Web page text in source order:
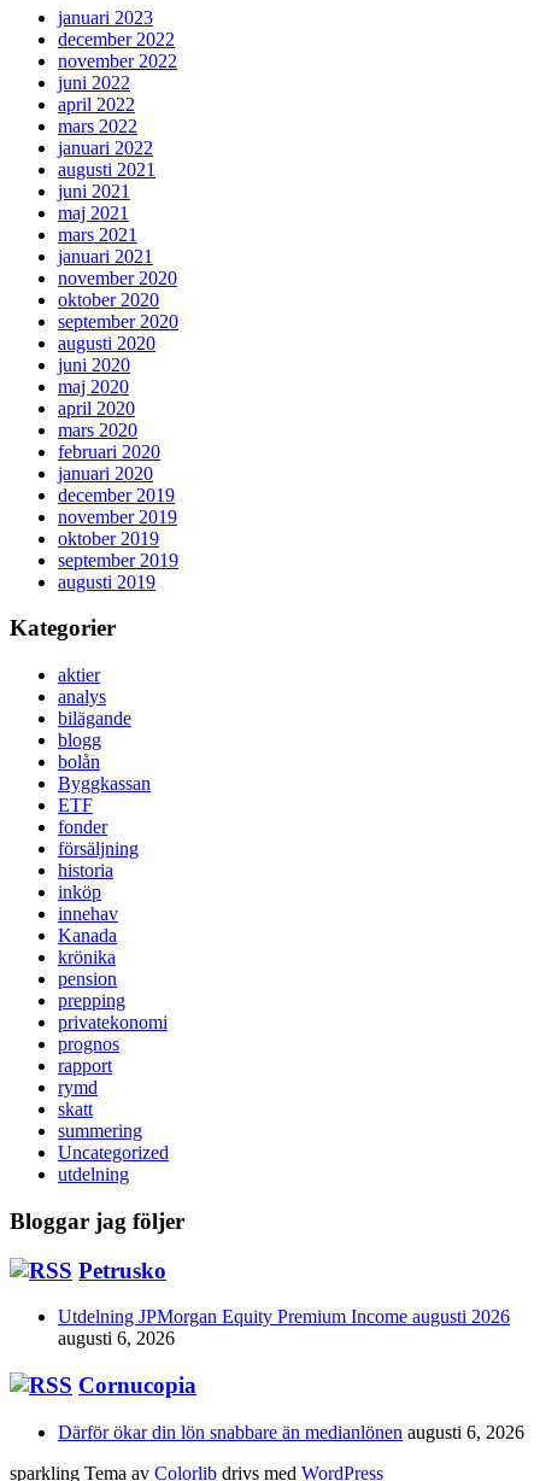
januari 2023
december 2022
november 2022
juni 2022
april 2022
mars 2022
januari 2022
augusti 2021
juni 2021
maj 2021
mars 2021
januari 2021
november 2020
oktober 2020
september 2020
augusti 2020
juni 2020
maj 2020
april 2020
mars 2020
februari 2020
januari 2020
december 2019
november 2019
oktober 2019
september 2019
augusti 2019
Kategorier
aktier
analys
bilägande
blogg
bolån
Byggkassan
ETF
fonder
försäljning
historia
inköp
innehav
Kanada
krönika
pension
prepping
privatekonomi
prognos
rapport
rymd
skatt
summering
Uncategorized
utdelning
Bloggar jag följer
Petrusko
Utdelning JPMorgan Equity Premium Income augusti 2026
augusti 6, 2026
Cornucopia
Därför ökar din lön snabbare än medianlönen augusti 6, 2026
sparkling Tema av Colorlib drivs med WordPress